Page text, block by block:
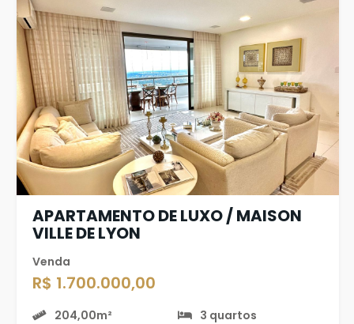
APARTAMENTO DE LUXO / MAISON
VILLE DE LYON
Venda
R$ 1.700.000,00
204,00m² 3 quartos